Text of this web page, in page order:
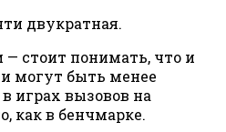
двукратная.
— стоит понимать, что и
могут быть менее
играх вызовов на
как в бенчмарке.